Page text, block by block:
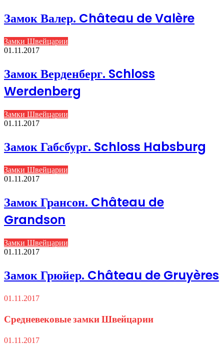
Замок Валер. Château de Valère
Замки Швейцарии
01.11.2017
Замок Верденберг. Schloss
Werdenberg
Замки Швейцарии
01.11.2017
Замок Габсбург. Schloss Habsburg
Замки Швейцарии
01.11.2017
Замок Грансон. Château de
Grandson
Замки Швейцарии
01.11.2017
Замок Грюйер. Château de Gruyères
01.11.2017
Средневековые замки Швейцарии
01.11.2017